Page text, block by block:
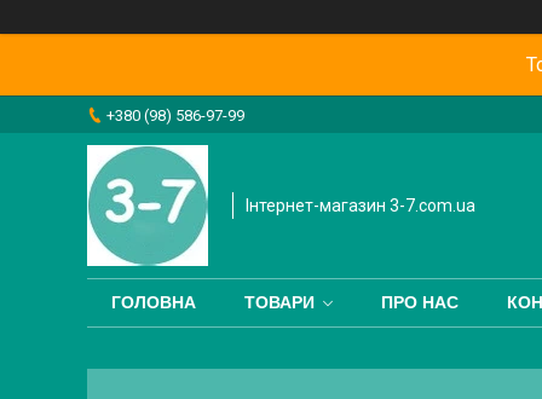
+380 (98) 586-97-99
Інтернет-магазин 3-7.com.ua
ГОЛОВНА ТОВАРИ ПРО НАС